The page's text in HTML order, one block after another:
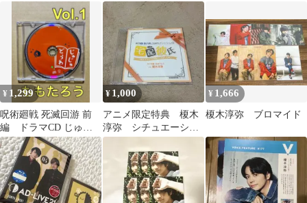
弥 切り抜き
¥ 1,299
呪術廻戦 死滅回游 前
編 ドラマCD じゅじ
ゅどうわ ももたろ
う 1巻
¥ 1,000
アニメ限定特典 榎木
淳弥 シチュエーショ
ンCD 宅配彼氏
¥ 1,666
榎木淳弥 ブロマイド